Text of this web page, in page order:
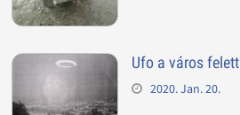
Ufo a város felett
2020. Jan. 20.